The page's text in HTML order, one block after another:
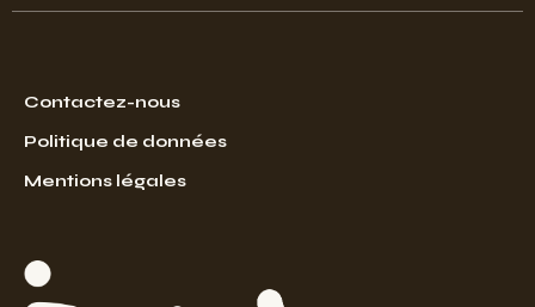
Contactez-nous
Politique de données
Mentions légales